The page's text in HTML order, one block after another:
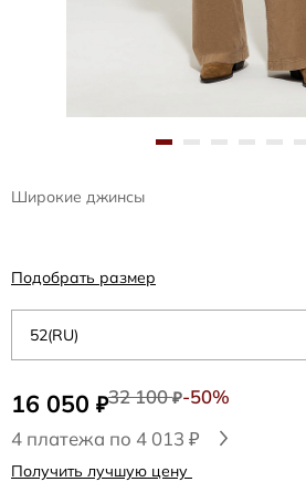
Широкие джинсы
16 050 ₽32 100₽-50%
4 платежа по 4 013 ₽
Получить лучшую цену
52(RU)
Подобрать размер